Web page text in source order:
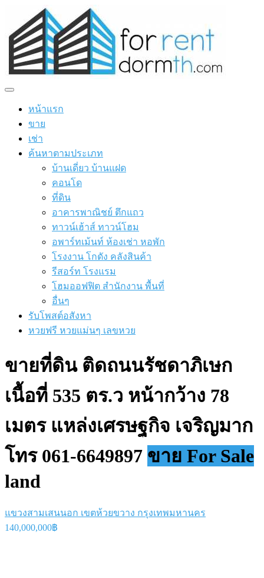
หน้าแรก
ขาย
เช่า
ค้นหาตามประเภท
บ้านเดี่ยว บ้านแฝด
คอนโด
ที่ดิน
อาคารพาณิชย์ ตึกแถว
ทาวน์เฮ้าส์ ทาวน์โฮม
อพาร์ทเม้นท์ ห้องเช่า หอพัก
โรงงาน โกดัง คลังสินค้า
รีสอร์ท โรงแรม
โฮมออฟฟิต สำนักงาน พื้นที่
อื่นๆ
รับโพสต์อสังหา
หวยฟรี หวยแม่นๆ เลขหวย
ขายที่ดิน ติดถนนรัชดาภิเษก
เนื้อที่ 535 ตร.ว หน้ากว้าง 78
เมตร แหล่งเศรษฐกิจ เจริญมาก
โทร 061-6649897 ขาย For Sale
land
แขวงสามเสนนอก เขตห้วยขวาง กรุงเทพมหานคร
140,000,000฿